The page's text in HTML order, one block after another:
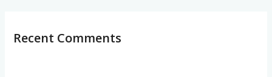
Recent Comments